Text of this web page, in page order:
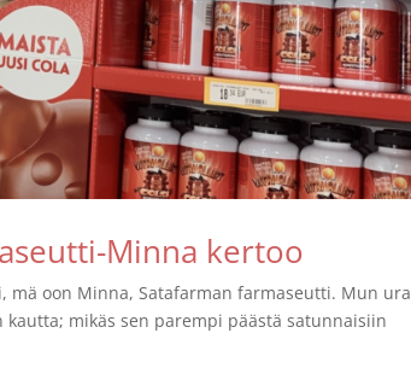
Minna kertoo
oon Minna, Satafarman farmaseutti. Mun ura
mikäs sen parempi päästä satunnaisiin